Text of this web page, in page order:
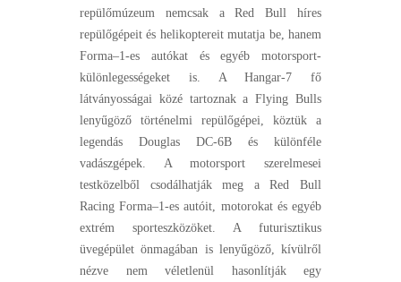
repülőmúzeum nemcsak a Red Bull híres
repülőgépeit és helikoptereit mutatja be, hanem
Forma–1-es autókat és egyéb motorsport-
különlegességeket is. A Hangar-7 fő
látványosságai közé tartoznak a Flying Bulls
lenyűgöző történelmi repülőgépei, köztük a
legendás Douglas DC-6B és különféle
vadászgépek. A motorsport szerelmesei
testközelből csodálhatják meg a Red Bull
Racing Forma–1-es autóit, motorokat és egyéb
extrém sporteszközöket. A futurisztikus
üvegépület önmagában is lenyűgöző, kívülről
nézve nem véletlenül hasonlítják egy